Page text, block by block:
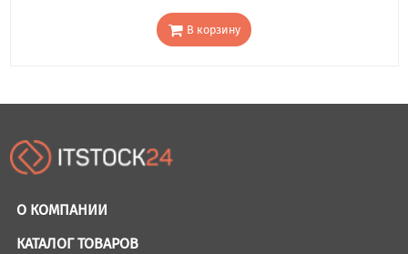
В корзину
О КОМПАНИИ
КАТАЛОГ ТОВАРОВ